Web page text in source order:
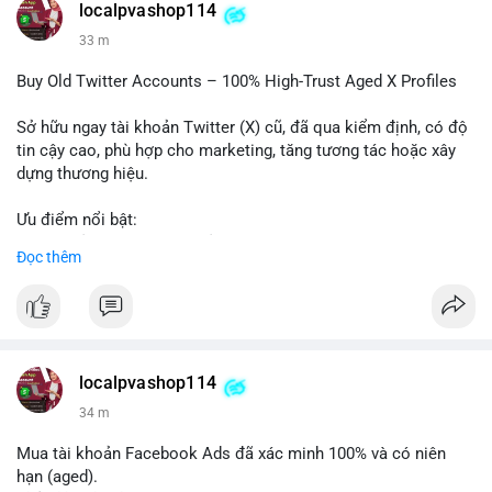
#vlikevn #titanbot
📰 Nguồn: Cointelegraph
localpvashop114
33 m
Buy Old Twitter Accounts – 100% High-Trust Aged X Profiles
Sở hữu ngay tài khoản Twitter (X) cũ, đã qua kiểm định, có độ
tin cậy cao, phù hợp cho marketing, tăng tương tác hoặc xây
dựng thương hiệu.
Ưu điểm nổi bật:
- Hồ sơ hoàn chỉnh, giảm nguy cơ bị khóa
✈️ Telegram: @localpvashop
📧 Email: localpvashop@gmail.com
Đọc thêm
localpvashop114
34 m
Mua tài khoản Facebook Ads đã xác minh 100% và có niên
hạn (aged).